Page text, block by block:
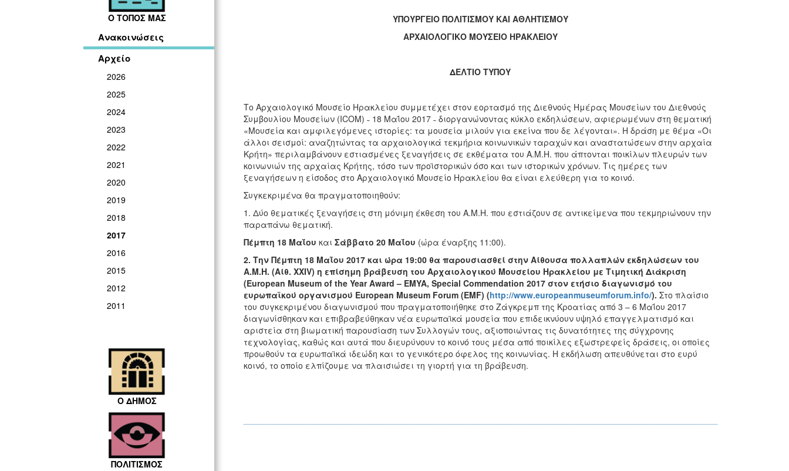
Ο ΤΟΠΟΣ ΜΑΣ
Ανακοινώσεις
Αρχείο
2026
2025
2024
2023
2022
2021
2020
2019
2018
2017
2016
2015
2012
2011
Ο ΔΗΜΟΣ
ΠΟΛΙΤΙΣΜΟΣ
ΥΠΟΥΡΓΕΙΟ ΠΟΛΙΤΙΣΜΟΥ ΚΑΙ ΑΘΛΗΤΙΣΜΟΥ
ΑΡΧΑΙΟΛΟΓΙΚΟ ΜΟΥΣΕΙΟ ΗΡΑΚΛΕΙΟΥ
ΔΕΛΤΙΟ ΤΥΠΟΥ
Το Αρχαιολογικό Μουσείο Ηρακλείου συμμετέχει στον εορτασμό της Διεθνούς Ημέρας Μουσείων του Διεθνούς
Συμβουλίου Μουσείων (ΙCOM) ˗ 18 Μαΐου 2017 ˗ διοργανώνοντας κύκλο εκδηλώσεων, αφιερωμένων στη θεματική
«Μουσεία και αμφιλεγόμενες ιστορίες: τα μουσεία μιλούν για εκείνα που δε λέγονται». Η δράση με θέμα «Οι
άλλοι σεισμοί: αναζητώντας τα αρχαιολογικά τεκμήρια κοινωνικών ταραχών και αναστατώσεων στην αρχαία
Κρήτη» περιλαμβάνουν εστιασμένες ξεναγήσεις σε εκθέματα του Α.Μ.Η. που άπτονται ποικίλων πλευρών των
κοινωνιών της αρχαίας Κρήτης, τόσο των προϊστορικών όσο και των ιστορικών χρόνων. Τις ημέρες των
ξεναγήσεων η είσοδος στο Αρχαιολογικό Μουσείο Ηρακλείου θα είναι ελεύθερη για το κοινό.
Συγκεκριμένα θα πραγματοποιηθούν:
1. Δύο θεματικές ξεναγήσεις στη μόνιμη έκθεση του Α.Μ.Η. που εστιάζουν σε αντικείμενα που τεκμηριώνουν την
παραπάνω θεματική.
Πέμπτη 18 Μαΐου και Σάββατο 20 Μαΐου (ώρα έναρξης 11:00).
2. Την Πέμπτη 18 Μαΐου 2017 και ώρα 19:00 θα παρουσιασθεί στην Αίθουσα πολλαπλών εκδηλώσεων του
Α.Μ.Η. (Αίθ. XXIV) η επίσημη βράβευση του Αρχαιολογικού Μουσείου Ηρακλείου με Τιμητική Διάκριση
(European Museum of the Year Award – EMYA, Special Commendation 2017 στον ετήσιο διαγωνισμό του
ευρωπαϊκού οργανισμού European Museum Forum (EMF) (http://www.europeanmuseumforum.info/). Στο πλαίσιο
του συγκεκριμένου διαγωνισμού που πραγματοποιήθηκε στο Ζάγκρεμπ της Κροατίας από 3 – 6 Μαΐου 2017
διαγωνίσθηκαν και επιβραβεύθηκαν νέα ευρωπαϊκά μουσεία που επιδεικνύουν υψηλό επαγγελματισμό και
αριστεία στη βιωματική παρουσίαση των Συλλογών τους, αξιοποιώντας τις δυνατότητες της σύγχρονης
τεχνολογίας, καθώς και αυτά που διευρύνουν το κοινό τους μέσα από ποικίλες εξωστρεφείς δράσεις, οι οποίες
προωθούν τα ευρωπαϊκά ιδεώδη και το γενικότερο όφελος της κοινωνίας. Η εκδήλωση απευθύνεται στο ευρύ
κοινό, το οποίο ελπίζουμε να πλαισιώσει τη γιορτή για τη βράβευση.